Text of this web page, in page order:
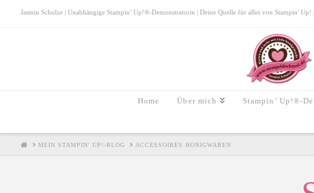
Jasmin Schulze | Unabhängige Stampin’ Up!®-Demonstratorin | Deine Quelle für alles von Stampin'
Home Über mich Stampin’ Up!®-
HOMEMEIN STAMPIN' UP!-BLOG ACCESSOIRES HONIGWABEN